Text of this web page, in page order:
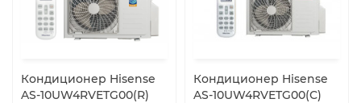
Кондиционер Hisense
AS-10UW4RVETG00(R)
Кондиционер Hisense
AS-10UW4RVETG00(С)